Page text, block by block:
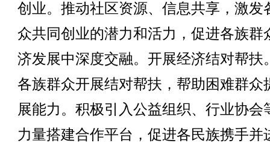
创业。推动社区资源、信息共享，激发
众共同创业的潜力和活力，促进各族群
济发展中深度交融。开展经济结对帮扶
各族群众开展结对帮扶，帮助困难群众
展能力。积极引入公益组织、行业协会
力量搭建合作平台，促进各民族携手并